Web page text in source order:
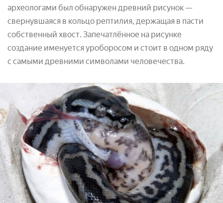
археологами был обнаружен древний рисунок —
свернувшаяся в кольцо рептилия, держащая в пасти
собственный хвост. Запечатлённое на рисунке
создание именуется уроборосом и стоит в одном ряду
с самыми древними символами человечества.